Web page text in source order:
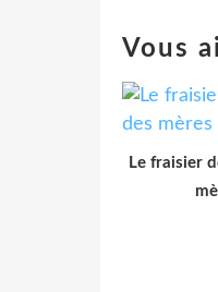
Vous
Le fraisier